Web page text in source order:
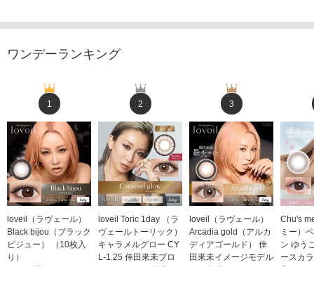
ワンデーランキング
1
loveil（ラヴェール）
Black bijou（ブラック
ビジュー） （10枚入
り）
2
loveil Toric 1day （ラ
ヴェールトーリック）
キャラメルグロー CY
L-1.25 倖田來未プロ
3
loveil（ラヴェール）
Arcadia gold（アルカ
ディアゴールド） 倖
田來未イメージモデル
Chu's
ミー）
ン ゆう
ースカ